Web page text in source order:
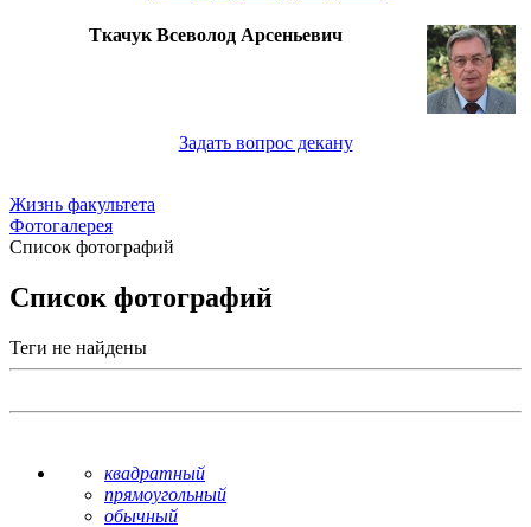
Ткачук Всеволод Арсеньевич
Задать вопрос декану
Жизнь факультета
Фотогалерея
Список фотографий
Список фотографий
Теги не найдены
квадратный
прямоугольный
обычный